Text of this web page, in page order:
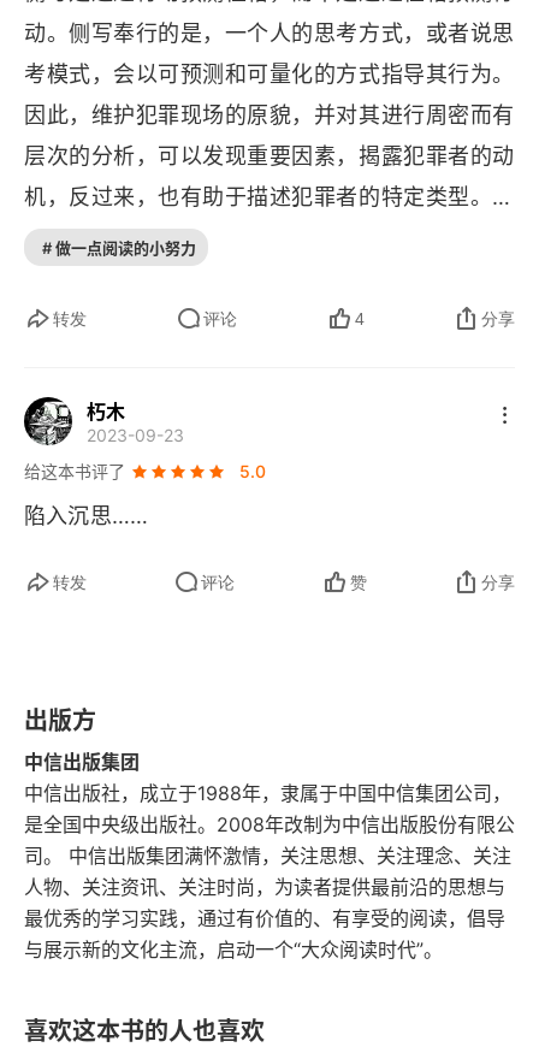
第13章 言外之意
第14章 绑住她们，虐待她们，杀死她们
第15章 败于自负
第16章 凝视深渊
第17章 内心的怪兽
致谢
动。侧写奉行的是，一个人的思考方式，或者说思
考模式，会以可预测和可量化的方式指导其行为。
因此，维护犯罪现场的原貌，并对其进行周密而有
层次的分析，可以发现重要因素，揭露犯罪者的动
机，反过来，也有助于描述犯罪者的特定类型。换
句话说：解读犯罪现场，有助于理解留下这些线索
和我对破译犯罪心理的探索》是两位作者安・伯吉
光和对受害者的深切同情，并展示了不断优化犯罪
侧写方法的过程。在伯吉斯的分析中指出犯罪人格
研究的复杂性之后，通常将其小组成员对连环杀手
的心理研究分成三个阶段，每个阶段都要建立在前
一阶段的基础上。第一阶段是延续对无明显动机犯
的数据，其中最重要的部分，是分析涉及强奸或性
暴力犯罪的 36 名罪犯的访谈，目标是系统性地深
度挖掘杀手的心理，通过他们的行为及行为模式窥
探其本质，即他们身份的构成要素。在未来实际用
侧写技术抓捕连环杀手时，这 36 名罪犯可以作为
参照系。他们构成了数据库的 “对照组”。第三阶段
识都会在这一阶段汇总。一旦理解了杀手的心理机
# 做一点阅读的小努力
转发 评论 4 分享
朽木
2023-09-23
给这本书评了
5.0
陷入沉思……
转发 评论 赞 分享
出版方
中信出版集团
中信出版社，成立于1988年，隶属于中国中信集团公司，
是全国中央级出版社。2008年改制为中信出版股份有限公
司。 中信出版集团满怀激情，关注思想、关注理念、关注
人物、关注资讯、关注时尚，为读者提供最前沿的思想与
最优秀的学习实践，通过有价值的、有享受的阅读，倡导
与展示新的文化主流，启动一个“大众阅读时代”。
喜欢这本书的人也喜欢